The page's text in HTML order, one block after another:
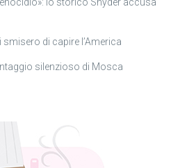
smisero di capire l’America
silenzioso di Mosca